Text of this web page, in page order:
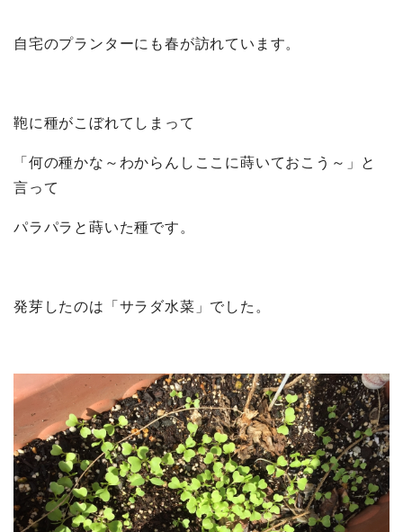
自宅のプランターにも春が訪れています。
鞄に種がこぼれてしまって
「何の種かな～わからんしここに蒔いておこう～」と
言って
パラパラと蒔いた種です。
発芽したのは「サラダ水菜」でした。